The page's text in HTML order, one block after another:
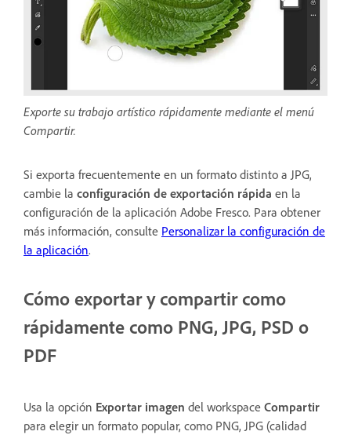
Exporte su trabajo artístico rápidamente mediante el menú
Compartir.
Si exporta frecuentemente en un formato distinto a JPG,
cambie la configuración de exportación rápida en la
configuración de la aplicación Adobe Fresco. Para obtener
más información, consulte Personalizar la configuración de
la aplicación.
Cómo exportar y compartir como
rápidamente como PNG, JPG, PSD o
PDF
Usa la opción Exportar imagen del workspace Compartir
para elegir un formato popular, como PNG, JPG (calidad